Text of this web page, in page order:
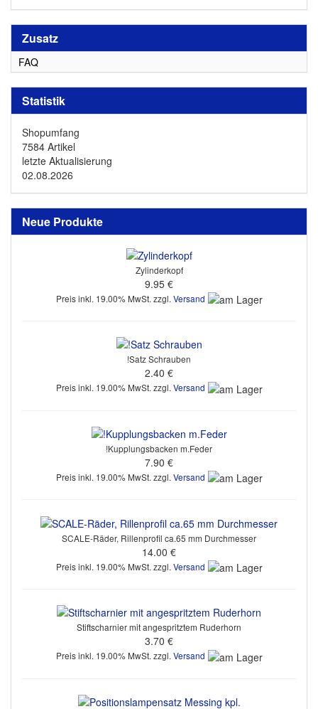
Zusatz
FAQ
Statistik
Shopumfang
7584 Artikel
letzte Aktualisierung
02.08.2026
Neue Produkte
Zylinderkopf
9.95 €
Preis inkl. 19.00% MwSt. zzgl. Versand
!Satz Schrauben
2.40 €
Preis inkl. 19.00% MwSt. zzgl. Versand
!Kupplungsbacken m.Feder
7.90 €
Preis inkl. 19.00% MwSt. zzgl. Versand
SCALE-Räder, Rillenprofil ca.65 mm Durchmesser
14.00 €
Preis inkl. 19.00% MwSt. zzgl. Versand
Stiftscharnier mit angespritztem Ruderhorn
3.70 €
Preis inkl. 19.00% MwSt. zzgl. Versand